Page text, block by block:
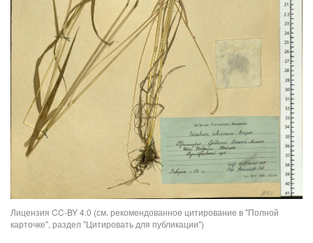
Лицензия CC-BY 4.0 (см. рекомендованное цитирование в "Полной
карточке", раздел "Цитировать для публикации")